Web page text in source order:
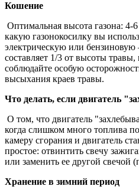
Кошение
Оптимальная высота газона: 4-
какую газонокосилку вы
электрическую или бензиновую
составляет 1/3 от высоты
соблюдайте особую
высыхания краев травы.
Что делать, если двигатель
О том, что двигатель
когда слишком много топлива
камеру сгорания и двигатель
простое: отвинтить свечу
или заменить ее другой свечой
Хранение в зимний период